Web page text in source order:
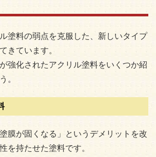
塗料の弱点を克服した、新しいタイプ
きています。
強化されたアクリル塗料をいくつか紹
。
膜が固くなる」というデメリットを改
を持たせた塗料です。